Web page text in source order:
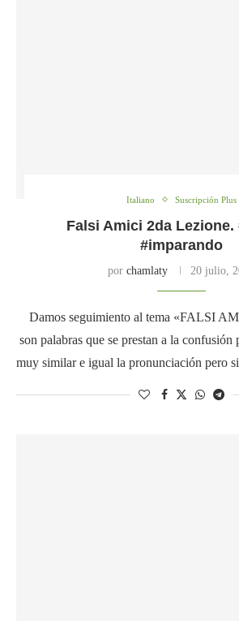
Italiano Suscripción Plus
Falsi Amici 2da Lezione.
#imparando
por chamlaty 20 julio,
Damos seguimiento al tema «FALSI
son palabras que se prestan a la confusión
muy similar e igual la pronunciación pero